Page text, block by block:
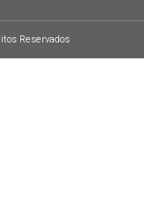
Reservados